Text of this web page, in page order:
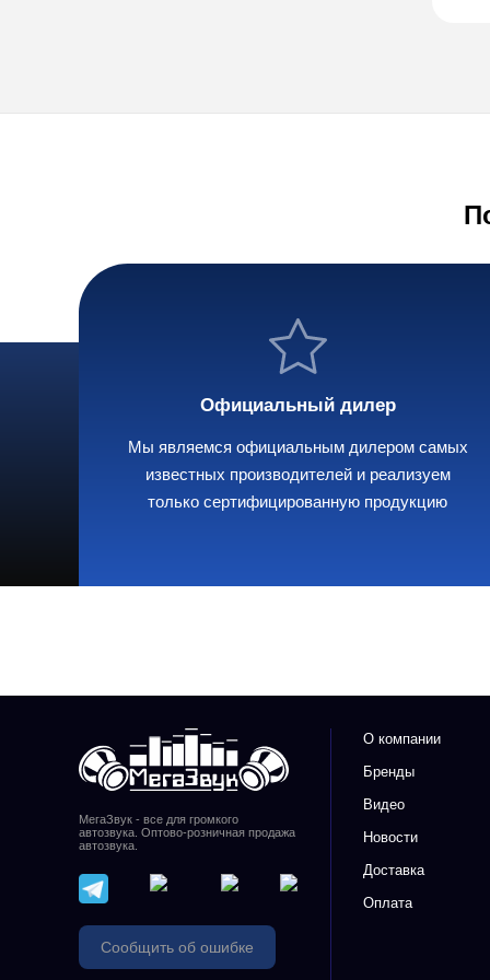
Официальный дилер
Мы являемся официальным дилером самых
известных производителей и реализуем
только сертифицированную продукцию
МегаЗвук - все для громкого
автозвука. Оптово-розничная продажа
автозвука.
Сообщить об ошибке
О компании
Бренды
Видео
Новости
Доставка
Оплата